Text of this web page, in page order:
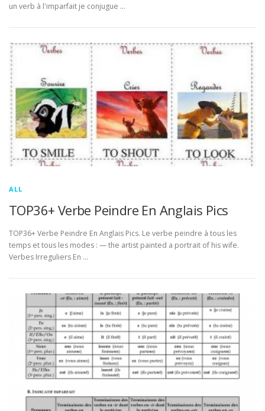
un verb à l'imparfait je conjugue …
ALL
TOP36+ Verbe Peindre En Anglais Pics
TOP36+ Verbe Peindre En Anglais Pics. Le verbe peindre à tous les
temps et tous les modes : — the artist painted a portrait of his wife.
Verbes Irreguliers En …